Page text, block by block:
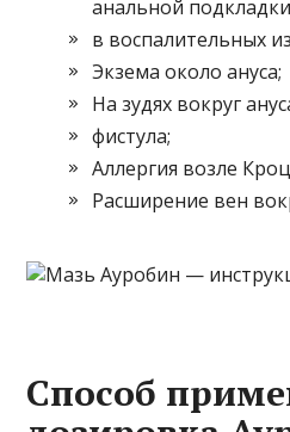
анальной
в воспалительных
Экзема около ануса;
На зудях вокруг
фистула;
Аллергия возле
Расширение вен
Способ